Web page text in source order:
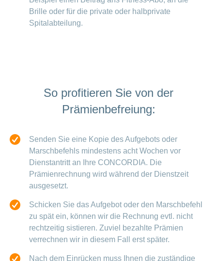
Brille oder für die private oder halbprivate
Spitalabteilung.
So profitieren Sie von der
Prämienbefreiung:
Senden Sie eine Kopie des Aufgebots oder
Marschbefehls mindestens acht Wochen vor
Dienstantritt an Ihre CONCORDIA. Die
Prämienrechnung wird während der Dienstzeit
ausgesetzt.
Schicken Sie das Aufgebot oder den Marschbefehl
zu spät ein, können wir die Rechnung evtl. nicht
rechtzeitig sistieren. Zuviel bezahlte Prämien
verrechnen wir in diesem Fall erst später.
Nach dem Einrücken muss Ihnen die zuständige